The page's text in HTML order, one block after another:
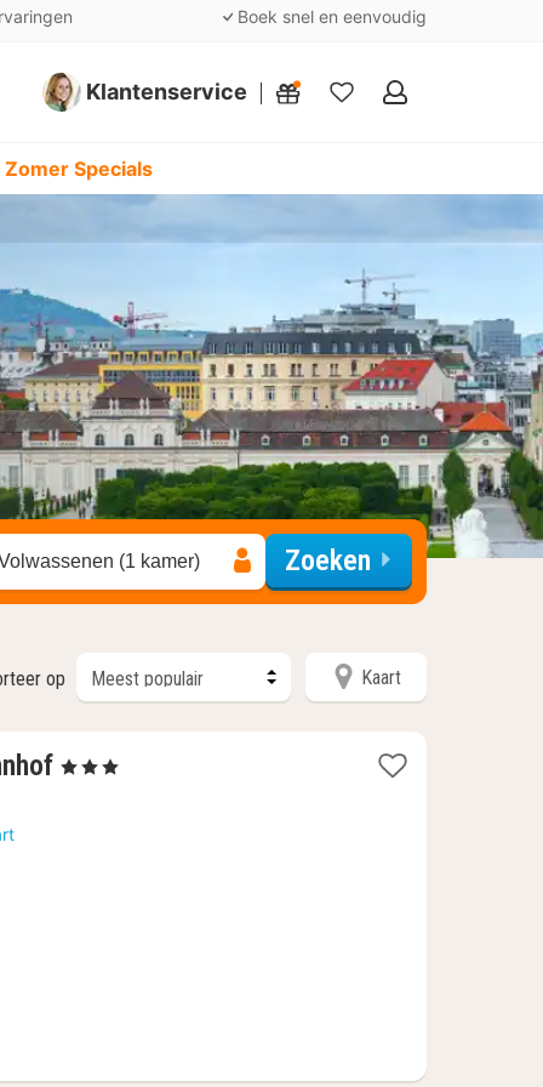
Boek snel en eenvoudig
Klantenservice
Mijn
Specials
(1 kamer) Zoeken
op Kaart
2
, 3 Sterren